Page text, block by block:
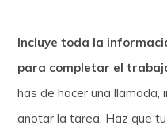
Incluye toda la
para completar el
has de hacer una llamada,
anotar la tarea. Haz que